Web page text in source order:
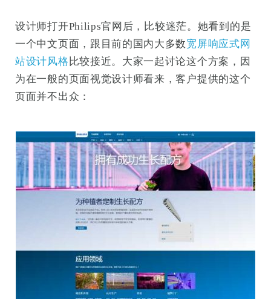
设计师打开Philips官网后，比较迷茫。她看到的是
一个中文页面，跟目前的国内大多数宽屏响应式网
站设计风格 比较接近。大家一起讨论这个方案，因
为在一般的页面视觉设计师看来，客户提供的这个
页面并不出众：